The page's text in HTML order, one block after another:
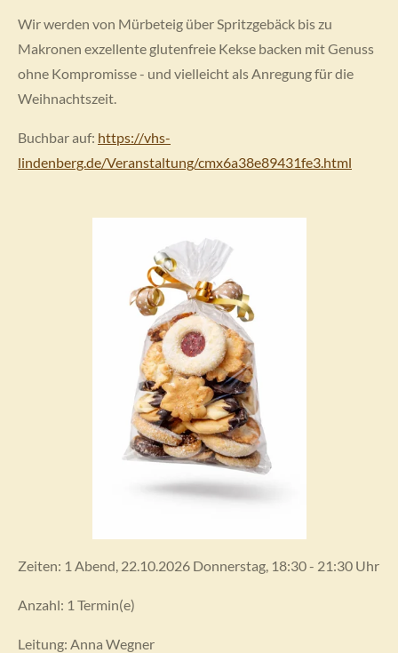
Wir werden von Mürbeteig über Spritzgebäck bis zu
Makronen exzellente glutenfreie Kekse backen mit Genuss
ohne Kompromisse - und vielleicht als Anregung für die
Weihnachtszeit.
Buchbar auf: https://vhs-
lindenberg.de/Veranstaltung/cmx6a38e89431fe3.html
Zeiten: 1 Abend, 22.10.2026 Donnerstag , 18:30 - 21:30 Uhr
Anzahl: 1 Termin(e)
Leitung: Anna Wegner